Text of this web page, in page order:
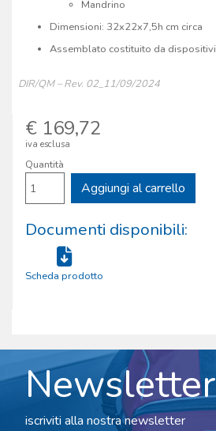
Mandrino
Dimensioni: 32x22x7,5h cm circa
Assemblato costituito da dispositivi
DIR/QM – Rev. 02_11/09/2024
€ 169,72
iva esclusa
Quantità
Aggiungi al carrello
Documenti disponibili:
Scheda prodotto
Newsletter
iscriviti alla nostra newsletter